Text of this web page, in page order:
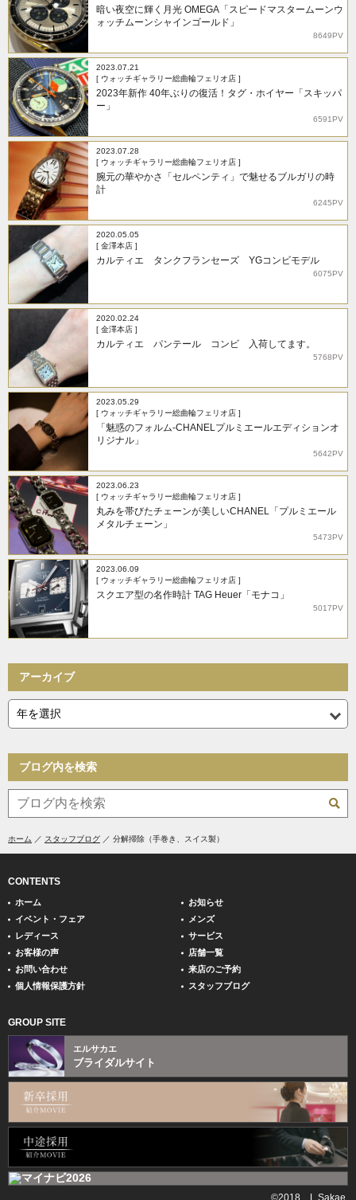
暗い夜空に輝く月光 OMEGA「スピードマスタームーンウ
ォッチムーンシャインゴールド」
8649PV
2023.07.21
[ ウォッチギャラリー総曲輪フェリオ店 ]
2023年新作 40年ぶりの復活！タグ・ホイヤー「スキッパ
ー」
6591PV
2023.07.28
[ ウォッチギャラリー総曲輪フェリオ店 ]
腕元の華やかさ「セルペンティ」で魅せるブルガリの時
計
6245PV
2020.05.05
[ 金澤本店 ]
カルティエ タンクフランセーズ YGコンビモデル
6075PV
2020.02.24
[ 金澤本店 ]
カルティエ パンテール コンビ 入荷してます。
5768PV
2023.05.29
[ ウォッチギャラリー総曲輪フェリオ店 ]
「魅惑のフォルム-CHANELプルミエールエディションオ
リジナル」
5642PV
2023.06.23
[ ウォッチギャラリー総曲輪フェリオ店 ]
丸みを帯びたチェーンが美しいCHANEL「プルミエール
メタルチェーン」
5473PV
2023.06.09
[ ウォッチギャラリー総曲輪フェリオ店 ]
スクエア型の名作時計 TAG Heuer「モナコ」
5017PV
アーカイブ
ブログ内を検索
ホーム スタッフブログ 分解掃除（手巻き、スイス製）
CONTENTS
ホーム
お知らせ
イベント・フェア
メンズ
レディース
サービス
お客様の声
店舗一覧
お問い合わせ
来店のご予約
個人情報保護方針
スタッフブログ
GROUP SITE
エルサカエ
ブライダルサイト
©2018 L Sakae.